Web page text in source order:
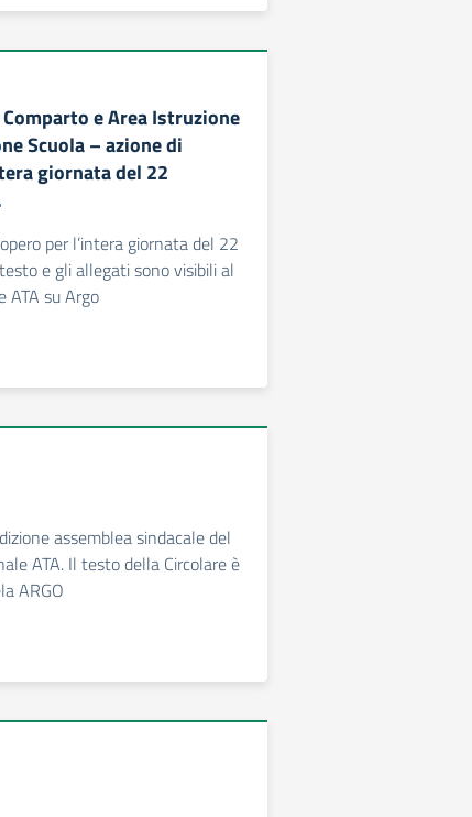
e Area Istruzione
Scuola – azione di
giornata del 22
per l’intera giornata del 22
e gli allegati sono visibili al
ATA su Argo
assemblea sindacale del
ATA. Il testo della Circolare è
ARGO